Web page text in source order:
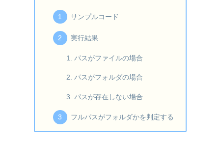
サンプルコード
実行結果
パスがファイルの場合
パスがフォルダの場合
パスが存在しない場合
フルパスがフォルダかを判定する